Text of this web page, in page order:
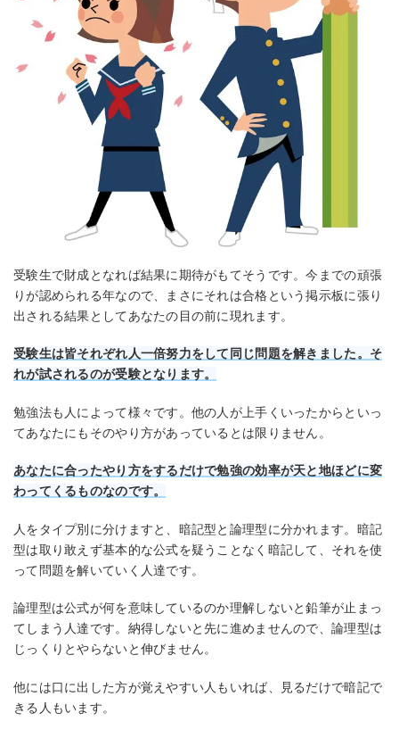
受験生で財成となれば結果に期待がもてそうです。今までの頑張
りが認められる年なので、まさにそれは合格という掲示板に張り
出される結果としてあなたの目の前に現れます。
受験生は皆それぞれ人一倍努力をして同じ問題を解きました。そ
れが試されるのが受験となります。
勉強法も人によって様々です。他の人が上手くいったからといっ
てあなたにもそのやり方があっているとは限りません。
あなたに合ったやり方をするだけで勉強の効率が天と地ほどに変
わってくるものなのです。
人をタイプ別に分けますと、暗記型と論理型に分かれます。暗記
型は取り敢えず基本的な公式を疑うことなく暗記して、それを使
って問題を解いていく人達です。
論理型は公式が何を意味しているのか理解しないと鉛筆が止まっ
てしまう人達です。納得しないと先に進めませんので、論理型は
じっくりとやらないと伸びません。
他には口に出した方が覚えやすい人もいれば、見るだけで暗記で
きる人もいます。